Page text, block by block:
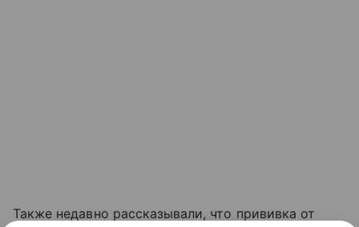
Также недавно рассказывали, что прививка от